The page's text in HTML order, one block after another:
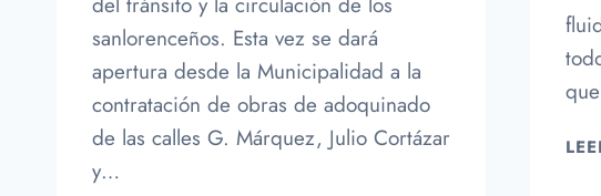
sanlorenceños. Esta vez se dará
apertura desde la Municipalidad a la
contratación de obras de adoquinado
de las calles G. Márquez, Julio Cortázar
y…